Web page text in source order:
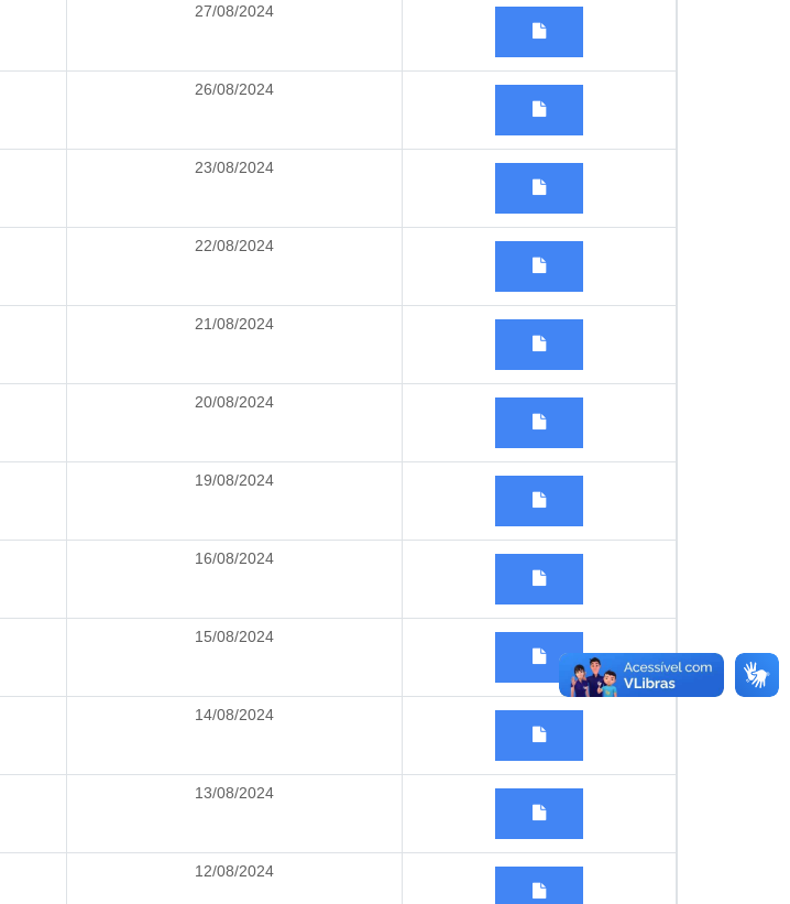
27/08/2024
26/08/2024
23/08/2024
22/08/2024
21/08/2024
20/08/2024
19/08/2024
16/08/2024
15/08/2024
14/08/2024
13/08/2024
12/08/2024